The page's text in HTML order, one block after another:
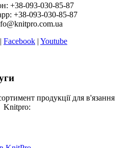
+38-093-030-85-87
+38-093-030-85-87
| Facebook | Youtube
продукції для в'язання
Knitpro: